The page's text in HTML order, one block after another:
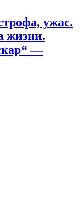
ужас.
жизни.
—